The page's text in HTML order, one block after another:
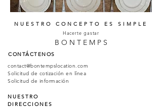
NUESTRO CONCEPTO ES SIMPLE
Hacerte gastar
B O N T E M P S
CONTÁCTENOS
contact@bontempslocation.com
Solicitud de cotización en línea
Solicitud de información
NUESTRO
DIRECCIONES